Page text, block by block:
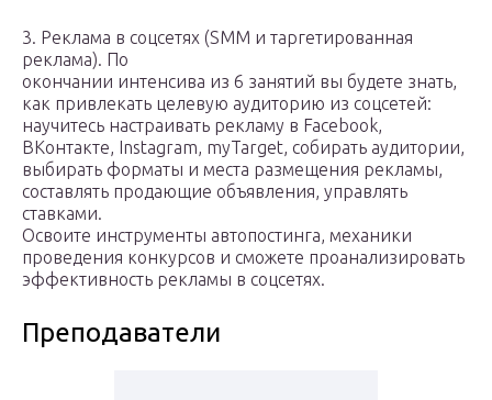
3. Реклама в соцсетях (SMM и таргетированная
реклама). По
окончании интенсива из 6 занятий вы будете знать,
как привлекать целевую аудиторию из соцсетей:
научитесь настраивать рекламу в Facebook,
ВКонтакте, Instagram, myTarget, собирать аудитории,
выбирать форматы и места размещения рекламы,
составлять продающие объявления, управлять
ставками.
Освоите инструменты автопостинга, механики
проведения конкурсов и сможете проанализировать
эффективность рекламы в соцсетях.
Преподаватели